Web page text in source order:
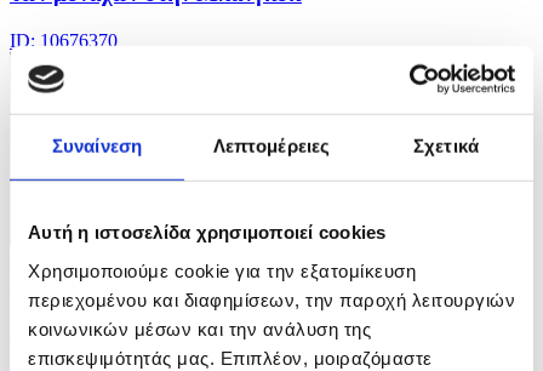
Συναίνεση Λεπτομέρειες Σχετικά
Αυτή η ιστοσελίδα χρησιμοποιεί cookies
Χρησιμοποιούμε cookie για την εξατομίκευση
περιεχομένου και διαφημίσεων, την παροχή λειτουργιών
κοινωνικών μέσων και την ανάλυση της
επισκεψιμότητάς μας. Επιπλέον, μοιραζόμαστε
ID: 10676370
9 Φωτογραφίες
30/07/2026 13:40
Πυραυλική επίθεση Ρωσίας στο Κίεβο